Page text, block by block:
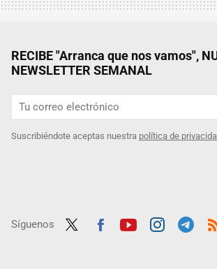
RECIBE "Arranca que nos vamos",
NEWSLETTER SEMANAL
Suscribiéndote aceptas nuestra política de
Síguenos